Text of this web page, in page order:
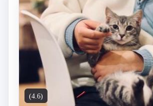
(4.6)